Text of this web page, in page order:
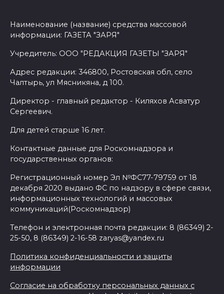
Наименование (название) средства массовой
информации: ГАЗЕТА "ЗАРЯ"
Учредитель: ООО "РЕДАКЦИЯ ГАЗЕТЫ "ЗАРЯ"
Адрес редакции: 346800, Ростовская обл, село
Чалтырь, ул Мясникяна, д 100.
Директор - главный редактор - Киляхов Асватур
Сергеевич.
Для детей старше 16 лет.
Контактные данные для Роскомнадзора и
государственных органов:
Регистрационный номер Эл №ФС77-79759 от 18
декабря 2020 выдано ФС по надзору в сфере связи,
информационных технологий и массовых
коммуникаций(Роскомнадзор)
Телефон и электронная почта редакции: 8 (86349) 2-
25-50, 8 (86349) 2-16-58 zaryas@yandex.ru
Политика конфиденциальности и защиты
информации
Согласие на обработку персональных данных с